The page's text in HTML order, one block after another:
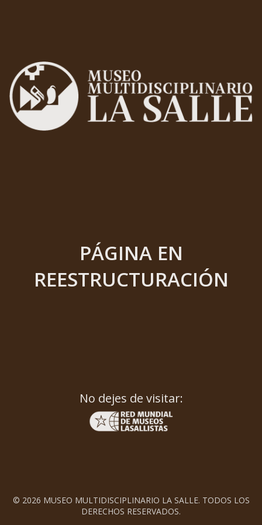
PÁGINA EN
REESTRUCTURACIÓN
No dejes de visitar:
© 2026 MUSEO MULTIDISCIPLINARIO LA SALLE. TODOS LOS
DERECHOS RESERVADOS.